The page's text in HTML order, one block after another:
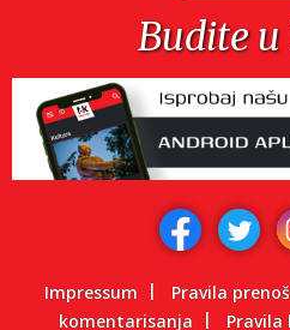
Budite u
Impressum Pravila
komentarisanja
Pravila